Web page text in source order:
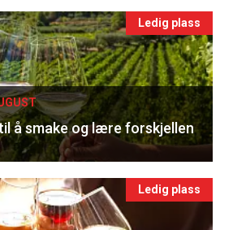
Ledig plass
å smake og lære forskjellen
Ledig plass